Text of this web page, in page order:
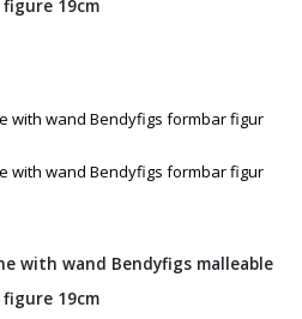
figure 19cm
with wand Bendyfigs malleable
figure 19cm